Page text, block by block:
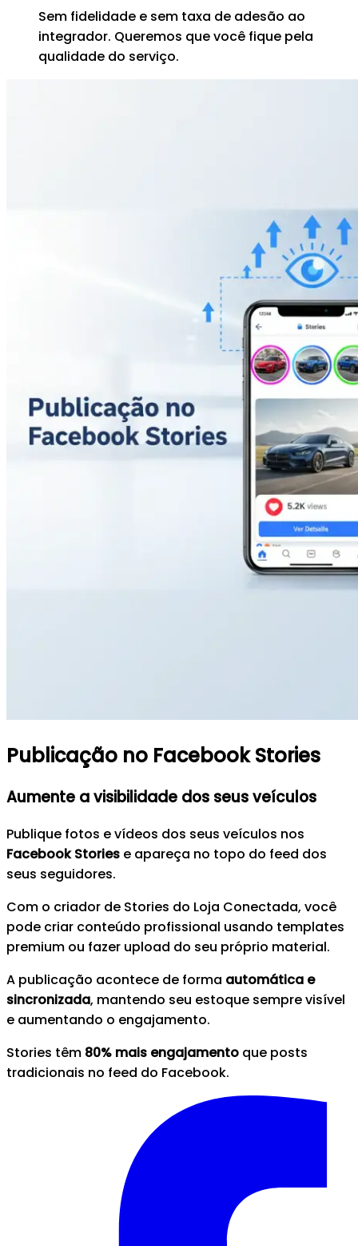
Sem fidelidade e sem taxa de adesão ao
integrador. Queremos que você fique pela
qualidade do serviço.
Publicação no Facebook Stories
Aumente a visibilidade dos seus veículos
Publique fotos e vídeos dos seus veículos nos
Facebook Stories e apareça no topo do feed dos
seus seguidores.
Com o criador de Stories do Loja Conectada, você
pode criar conteúdo profissional usando templates
premium ou fazer upload do seu próprio material.
A publicação acontece de forma automática e
sincronizada, mantendo seu estoque sempre visível
e aumentando o engajamento.
Stories têm 80% mais engajamento que posts
tradicionais no feed do Facebook.